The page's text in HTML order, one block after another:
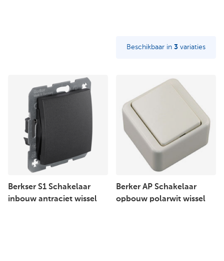
Beschikbaar in 3 variaties
Berkser S1 Schakelaar
inbouw antraciet wissel
Berker AP Schakelaar
opbouw polarwit wissel